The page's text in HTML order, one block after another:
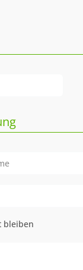
bleiben